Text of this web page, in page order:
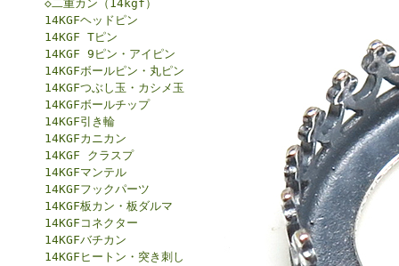
◇二重カン（14kgf）
14KGFヘッドピン
14KGF Tピン
14KGF 9ピン・アイピン
14KGFボールピン・丸ピン
14KGFつぶし玉・カシメ玉
14KGFボールチップ
14KGF引き輪
14KGFカニカン
14KGF クラスプ
14KGFマンテル
14KGFフックパーツ
14KGF板カン・板ダルマ
14KGFコネクター
14KGFバチカン
14KGFヒートン・突き刺し